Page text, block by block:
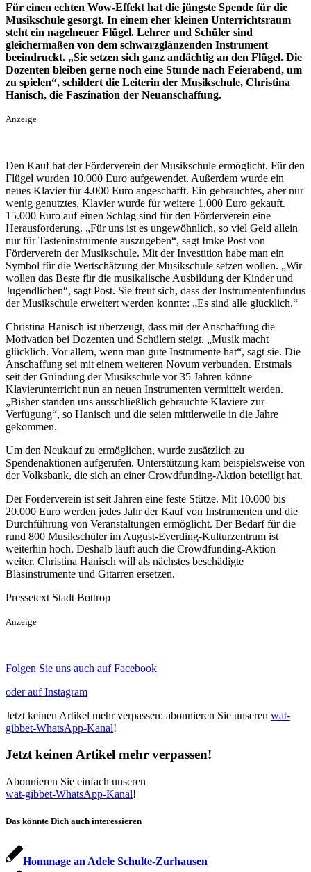
Für einen echten Wow-Effekt hat die jüngste Spende für die
Musikschule gesorgt. In einem eher kleinen Unterrichtsraum
steht ein nagelneuer Flügel. Lehrer und Schüler sind
gleichermaßen von dem schwarzglänzenden Instrument
beeindruckt. „Sie setzen sich ganz andächtig an den Flügel. Die
Dozenten bleiben gerne noch eine Stunde nach Feierabend, um
zu spielen“, schildert die Leiterin der Musikschule, Christina
Hanisch, die Faszination der Neuanschaffung.
Anzeige
Den Kauf hat der Förderverein der Musikschule ermöglicht. Für den
Flügel wurden 10.000 Euro aufgewendet. Außerdem wurde ein
neues Klavier für 4.000 Euro angeschafft. Ein gebrauchtes, aber nur
wenig genutztes, Klavier wurde für weitere 1.000 Euro gekauft.
15.000 Euro auf einen Schlag sind für den Förderverein eine
Herausforderung. „Für uns ist es ungewöhnlich, so viel Geld allein
nur für Tasteninstrumente auszugeben“, sagt Imke Post von
Förderverein der Musikschule. Mit der Investition habe man ein
Symbol für die Wertschätzung der Musikschule setzen wollen. „Wir
wollen das Beste für die musikalische Ausbildung der Kinder und
Jugendlichen“, sagt Post. Sie freut sich, dass der Instrumentenfundus
der Musikschule erweitert werden konnte: „Es sind alle glücklich.“
Christina Hanisch ist überzeugt, dass mit der Anschaffung die
Motivation bei Dozenten und Schülern steigt. „Musik macht
glücklich. Vor allem, wenn man gute Instrumente hat“, sagt sie. Die
Anschaffung sei mit einem weiteren Novum verbunden. Erstmals
seit der Gründung der Musikschule vor 35 Jahren könne
Klavierunterricht nun an neuen Instrumenten vermittelt werden.
„Bisher standen uns ausschließlich gebrauchte Klaviere zur
Verfügung“, so Hanisch und die seien mittlerweile in die Jahre
gekommen.
Um den Neukauf zu ermöglichen, wurde zusätzlich zu
Spendenaktionen aufgerufen. Unterstützung kam beispielsweise von
der Volksbank, die sich an einer Crowdfunding-Aktion beteiligt hat.
Der Förderverein ist seit Jahren eine feste Stütze. Mit 10.000 bis
20.000 Euro werden jedes Jahr der Kauf von Instrumenten und die
Durchführung von Veranstaltungen ermöglicht. Der Bedarf für die
rund 800 Musikschüler im August-Everding-Kulturzentrum ist
weiterhin hoch. Deshalb läuft auch die Crowdfunding-Aktion
weiter. Christina Hanisch will als nächstes beschädigte
Blasinstrumente und Gitarren ersetzen.
Pressetext Stadt Bottrop
Anzeige
Folgen Sie uns auch auf Facebook
oder auf Instagram
Jetzt keinen Artikel mehr verpassen: abonnieren Sie unseren wat-
gibbet-WhatsApp-Kanal!
Jetzt keinen Artikel mehr verpassen!
Abonnieren Sie einfach unseren
wat-gibbet-WhatsApp-Kanal!
Das könnte Dich auch interessieren
Hommage an Adele Schulte-Zurhausen